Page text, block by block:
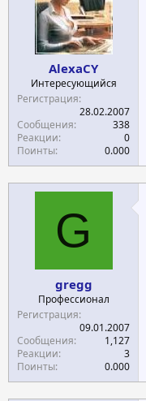
AlexaCY
Интересующийся
Регистрация
28.02.2007
Сообщения
338
Реакции
0
Поинты
0.000
G
gregg
Профессионал
Регистрация
09.01.2007
Сообщения
1,127
Реакции
3
Поинты
0.000